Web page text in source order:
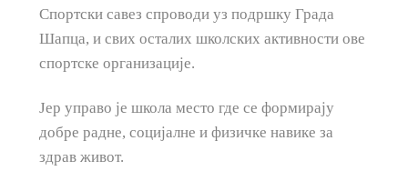
Спортски савез спроводи уз подршку Града
Шапца, и свих осталих школских активности ове
спортске организације.
Јер управо је школа место где се формирају
добре радне, социјалне и физичке навике за
здрав живот.